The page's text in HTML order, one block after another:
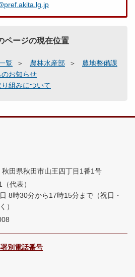
ページの現在位置
覧 農林水産部
農地整備課
お知らせ
組みについて
田県秋田市山王四丁目1番1号
代表）
8時30分から17時15分まで （祝日・
）
別電話番号